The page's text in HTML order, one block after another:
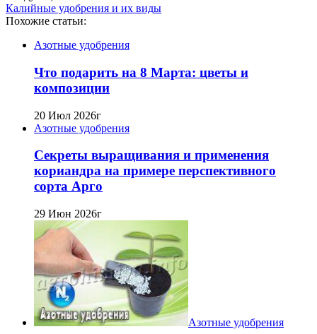
Калийные удобрения и их виды
Похожие статьи:
Азотные удобрения
Что подарить на 8 Марта: цветы и
композиции
20 Июл 2026г
Азотные удобрения
Секреты выращивания и применения
кориандра на примере перспективного
сорта Арго
29 Июн 2026г
Азотные удобрения